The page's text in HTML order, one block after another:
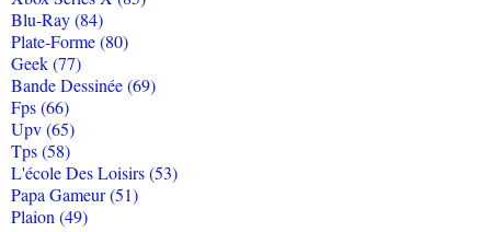
Blu-Ray (84)
Plate-Forme (80)
Geek (77)
Bande Dessinée (69)
Fps (66)
Upv (65)
Tps (58)
L'école Des Loisirs (53)
Papa Gameur (51)
Plaion (49)